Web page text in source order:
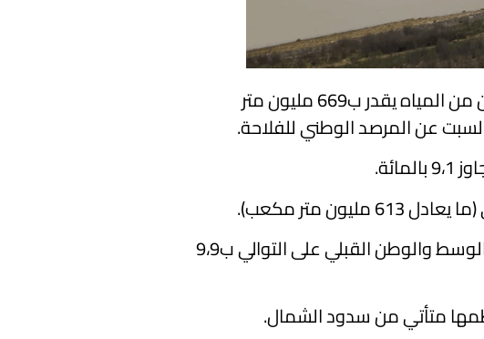
بلغت نسبة امتلاء السدود التونسيّة إلى غاية يوم 26 سبتمبر 2025 حوالي 28،3 بالمائة من قدرتها بمخزون من المياه يقدر ب669 مليون متر
وتسجل هذه السدود نسبة امتلاء تقدر بحوالي 33،1 بالمائة من قدرتها، في حين تبلغ نسبة امتلاء سدود الوسط والوطن القبلي على التوالي ب9،9